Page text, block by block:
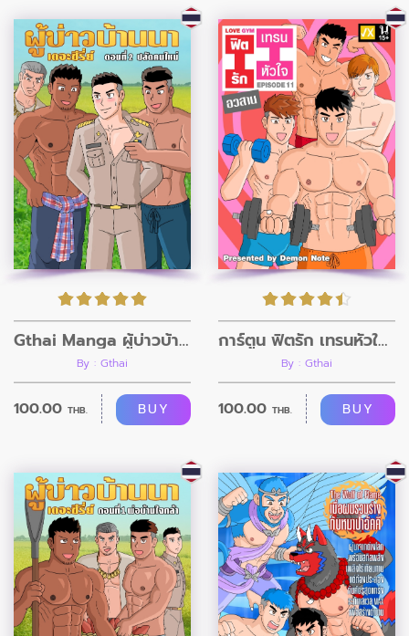
Gthai Manga ผู้บ่าวบ้านนา ตอนที่2
By : Gthai
100.00 THB. BUY
การ์ตูน ฟิตรัก เทรนหัวใจ ตอนที่11 อวสาน
By : Gthai
100.00 THB. BUY